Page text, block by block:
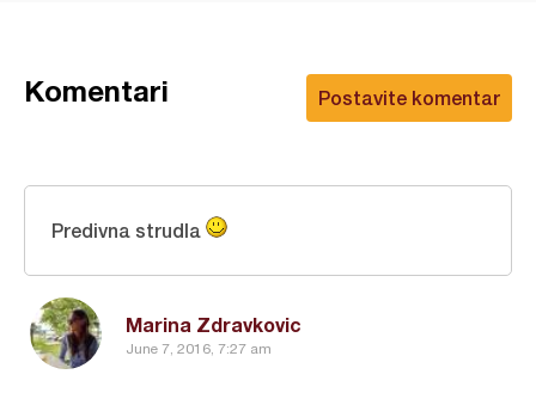
Postavite komentar
Komentari
Marina Zdravkovic
June 7, 2016, 7:27 am
Predivna strudla